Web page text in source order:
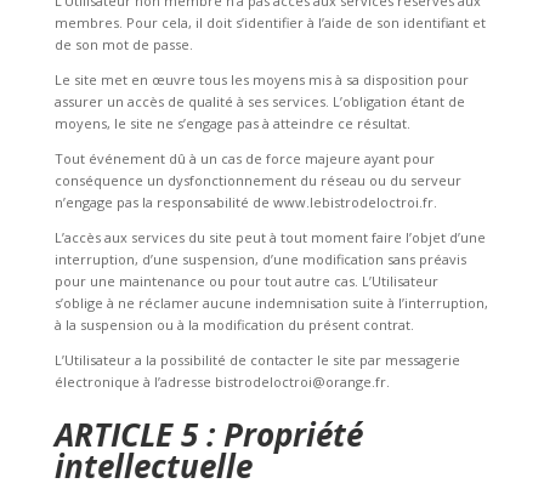
membres. Pour cela, il doit s’identifier à l’aide de son identifiant et
de son mot de passe.
Le site met en œuvre tous les moyens mis à sa disposition pour
assurer un accès de qualité à ses services. L’obligation étant de
moyens, le site ne s’engage pas à atteindre ce résultat.
Tout événement dû à un cas de force majeure ayant pour
conséquence un dysfonctionnement du réseau ou du serveur
n’engage pas la responsabilité de www.lebistrodeloctroi.fr.
L’accès aux services du site peut à tout moment faire l’objet d’une
interruption, d’une suspension, d’une modification sans préavis
pour une maintenance ou pour tout autre cas. L’Utilisateur
s’oblige à ne réclamer aucune indemnisation suite à l’interruption,
à la suspension ou à la modification du présent contrat.
L’Utilisateur a la possibilité de contacter le site par messagerie
électronique à l’adresse bistrodeloctroi@orange.fr.
ARTICLE 5 : Propriété
intellectuelle